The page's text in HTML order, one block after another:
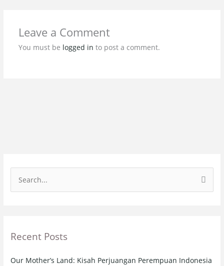
Leave a Comment
You must be logged in to post a comment.
e
c
f
Recent Posts
Our Mother’s Land: Kisah Perjuangan Perempuan Indonesia